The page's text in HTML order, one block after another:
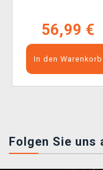
56,99 €
In den Warenkorb
Folgen Sie uns